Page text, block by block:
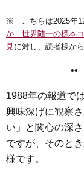
c
e
o
k
i
t
r
n
e
※ こちらは2025年
か 世界随一の標本コ
見に対し、読者様か
1988年の報道で
興味深げに観察
い」と関心の深
ですが、そのと
様です。